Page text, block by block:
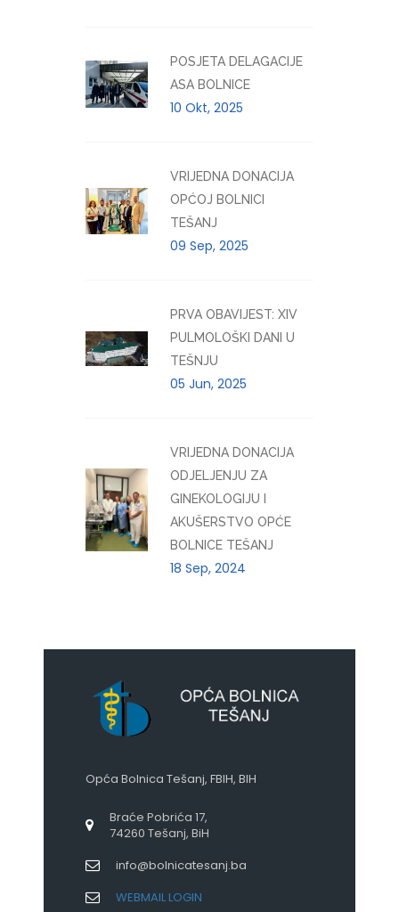
POSJETA DELAGACIJE
ASA BOLNICE
10 Okt, 2025
VRIJEDNA DONACIJA
OPĆOJ BOLNICI
TEŠANJ
09 Sep, 2025
PRVA OBAVIJEST: XIV
PULMOLOŠKI DANI U
TEŠNJU
05 Jun, 2025
VRIJEDNA DONACIJA
ODJELJENJU ZA
GINEKOLOGIJU I
AKUŠERSTVO OPĆE
BOLNICE TEŠANJ
18 Sep, 2024
Opća Bolnica Tešanj, FBIH, BIH
Braće Pobrića 17,
74260 Tešanj, BiH
info@bolnicatesanj.ba
WEBMAIL LOGIN